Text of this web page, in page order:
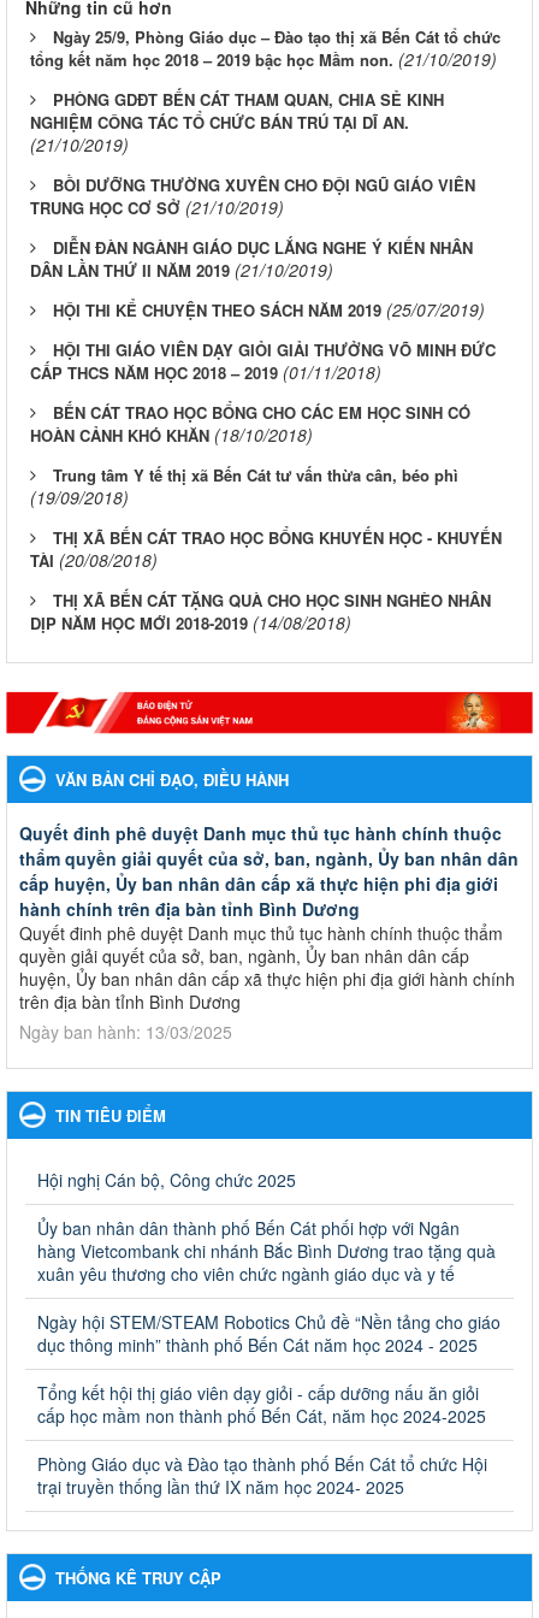
Những tin cũ hơn
Ngày 25/9, Phòng Giáo dục – Đào tạo thị xã Bến Cát tổ chức
tổng kết năm học 2018 – 2019 bậc học Mầm non. (21/10/2019)
PHÒNG GDĐT BẾN CÁT THAM QUAN, CHIA SẺ KINH
NGHIỆM CÔNG TÁC TỔ CHỨC BÁN TRÚ TẠI DĨ AN.
(21/10/2019)
BỒI DƯỠNG THƯỜNG XUYÊN CHO ĐỘI NGŨ GIÁO VIÊN
TRUNG HỌC CƠ SỞ (21/10/2019)
DIỄN ĐÀN NGÀNH GIÁO DỤC LẮNG NGHE Ý KIẾN NHÂN
DÂN LẦN THỨ II NĂM 2019 (21/10/2019)
HỘI THI KỂ CHUYỆN THEO SÁCH NĂM 2019 (25/07/2019)
HỘI THI GIÁO VIÊN DẠY GIỎI GIẢI THƯỞNG VÕ MINH ĐỨC
CẤP THCS NĂM HỌC 2018 – 2019 (01/11/2018)
BẾN CÁT TRAO HỌC BỔNG CHO CÁC EM HỌC SINH CÓ
HOÀN CẢNH KHÓ KHĂN (18/10/2018)
Trung tâm Y tế thị xã Bến Cát tư vấn thừa cân, béo phì
(19/09/2018)
THỊ XÃ BẾN CÁT TRAO HỌC BỔNG KHUYẾN HỌC - KHUYẾN
TÀI (20/08/2018)
THỊ XÃ BẾN CÁT TẶNG QUÀ CHO HỌC SINH NGHÈO NHÂN
DỊP NĂM HỌC MỚI 2018-2019 (14/08/2018)
VĂN BẢN CHỈ ĐẠO, ĐIỀU HÀNH
Quyết đinh phê duyệt Danh mục thủ tục hành chính thuộc
thẩm quyền giải quyết của sở, ban, ngành, Ủy ban nhân dân
cấp huyện, Ủy ban nhân dân cấp xã thực hiện phi địa giới
hành chính trên địa bàn tỉnh Bình Dương
Quyết đinh phê duyệt Danh mục thủ tục hành chính thuộc thẩm
quyền giải quyết của sở, ban, ngành, Ủy ban nhân dân cấp
huyện, Ủy ban nhân dân cấp xã thực hiện phi địa giới hành chính
trên địa bàn tỉnh Bình Dương
Ngày ban hành: 13/03/2025
Kế hoạch Phổ biến, giáo dục pháp luật năm 2025 của ngành
Giáo dục và Đào tạo thành phố Bến Cát
Kế hoạch Phổ biến, giáo dục pháp luật năm 2025 của ngành
Ngày ban hành: 28/02/2025
Quyết định công bố thủ tục hành chính bị bãi bỏ trong lĩnh
vực giáo dục đào tạo thuộc hệ giáo dục quốc dân và cơ sở
giáo dục khác thuộc thẩm quyền giải quyết của Sở Giáo dục
và Đào tạo, Ủy ban nhân dân cấp huyện
Quyết định công bố thủ tục hành chính bị bãi bỏ trong lĩnh vực
giáo dục đào tạo thuộc hệ giáo dục quốc dân và cơ sở giáo dục
khác thuộc thẩm quyền giải quyết của Sở Giáo dục và Đào tạo,
Ủy ban nhân dân cấp huyện
Ngày ban hành: 30/09/2024
Hướng dẫn thực hiện nhiệm vụ giáo dục tiểu học năm học
2024-2025
Hướng dẫn thực hiện nhiệm vụ giáo dục tiểu học năm học 2024-
2025
Ngày ban hành: 26/09/2024
TIN TIÊU ĐIỂM
Hội nghị Cán bộ, Công chức 2025
Ủy ban nhân dân thành phố Bến Cát phối hợp với Ngân
hàng Vietcombank chi nhánh Bắc Bình Dương trao tặng quà
xuân yêu thương cho viên chức ngành giáo dục và y tế
Ngày hội STEM/STEAM Robotics Chủ đề “Nền tảng cho giáo
dục thông minh” thành phố Bến Cát năm học 2024 - 2025
Tổng kết hội thị giáo viên dạy giỏi - cấp dưỡng nấu ăn giỏi
cấp học mầm non thành phố Bến Cát, năm học 2024-2025
Phòng Giáo dục và Đào tạo thành phố Bến Cát tổ chức Hội
trại truyền thống lần thứ IX năm học 2024- 2025
THỐNG KÊ TRUY CẬP